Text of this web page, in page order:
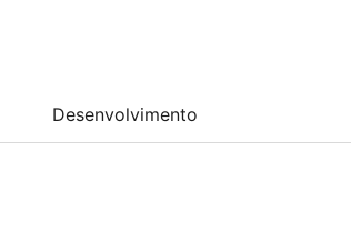
Desenvolvimento